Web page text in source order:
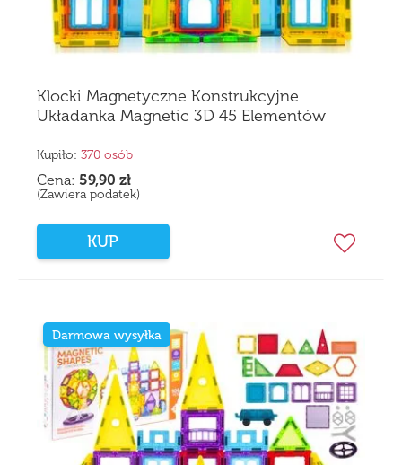
Klocki Magnetyczne Konstrukcyjne
Układanka Magnetic 3D 45 Elementów
Kupiło: 370 osób
Cena: 59,90 zł
(Zawiera podatek)
KUP
Darmowa wysyłka